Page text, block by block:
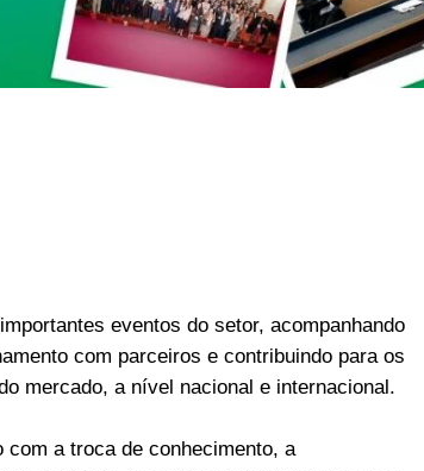
eventos do setor, acompanhando
com parceiros e contribuindo para os
mercado, a nível nacional e internacional.
a troca de conhecimento, a